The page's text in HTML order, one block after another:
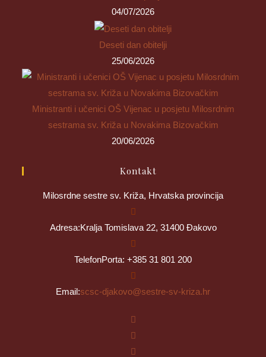
04/07/2026
Deseti dan obitelji
25/06/2026
Ministranti i učenici OŠ Vijenac u posjetu Milosrdnim
sestrama sv. Križa u Novakima Bizovačkim
20/06/2026
Kontakt
Milosrdne sestre sv. Križa, Hrvatska provincija
Adresa:Kralja Tomislava 22, 31400 Đakovo
TelefonPorta: +385 31 801 200
Email:scsc-djakovo@sestre-sv-kriza.hr